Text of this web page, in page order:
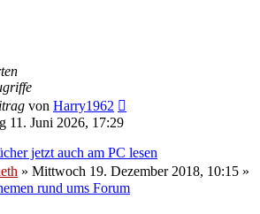
von Harry1962
11. Juni 2026, 17:29
jetzt auch am PC lesen
» Mittwoch 19. Dezember 2018, 10:15 »
rund ums Forum